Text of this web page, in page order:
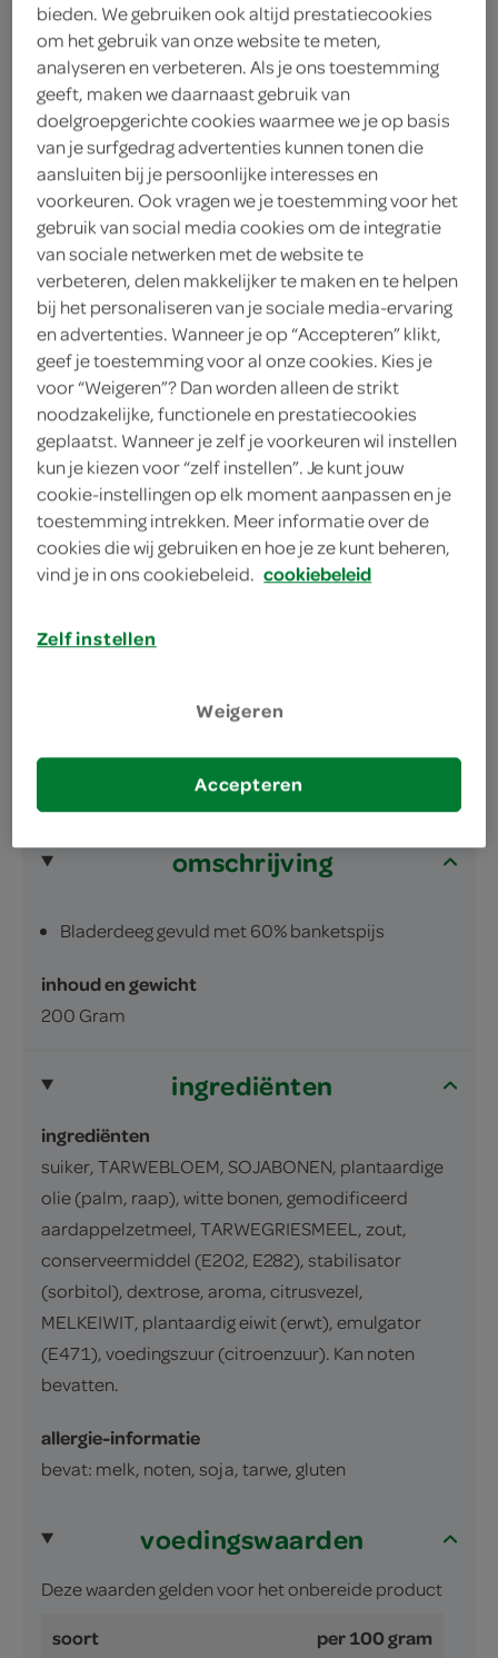
Koekebakker
Spoorbanket duostaaf
Koekebakker
1.
35
200 Gram
Let op: aanbiedingen zijn niet zichtbaar bij de
producten, maar worden wél automatisch
verwerkt in de winkelmand.
iets lekkers van de Sint
lekker voor bij de koffie of thee
omschrijving
Bladerdeeg gevuld met 60% banketspijs
inhoud en gewicht
200 Gram
ingrediënten
ingrediënten
suiker, TARWEBLOEM, SOJABONEN, plantaardige
olie (palm, raap), witte bonen, gemodificeerd
aardappelzetmeel, TARWEGRIESMEEL, zout,
conserveermiddel (E202, E282), stabilisator
(sorbitol), dextrose, aroma, citrusvezel,
MELKEIWIT, plantaardig eiwit (erwt), emulgator
(E471), voedingszuur (citroenzuur). Kan noten
bevatten.
allergie-informatie
bevat: melk, noten, soja, tarwe, gluten
voedingswaarden
Deze waarden gelden voor het onbereide product
soort per 100 gram
bieden. We gebruiken ook altijd prestatiecookies
om het gebruik van onze website te meten,
analyseren en verbeteren. Als je ons toestemming
geeft, maken we daarnaast gebruik van
doelgroepgerichte cookies waarmee we je op basis
van je surfgedrag advertenties kunnen tonen die
aansluiten bij je persoonlijke interesses en
voorkeuren. Ook vragen we je toestemming voor het
gebruik van social media cookies om de integratie
van sociale netwerken met de website te
verbeteren, delen makkelijker te maken en te helpen
bij het personaliseren van je sociale media-ervaring
en advertenties. Wanneer je op “Accepteren” klikt,
geef je toestemming voor al onze cookies. Kies je
voor “Weigeren”? Dan worden alleen de strikt
noodzakelijke, functionele en prestatiecookies
geplaatst. Wanneer je zelf je voorkeuren wil instellen
kun je kiezen voor “zelf instellen”. Je kunt jouw
cookie-instellingen op elk moment aanpassen en je
toestemming intrekken. Meer informatie over de
cookies die wij gebruiken en hoe je ze kunt beheren,
vind je in ons cookiebeleid. cookiebeleid
Zelf instellen
Weigeren
Accepteren